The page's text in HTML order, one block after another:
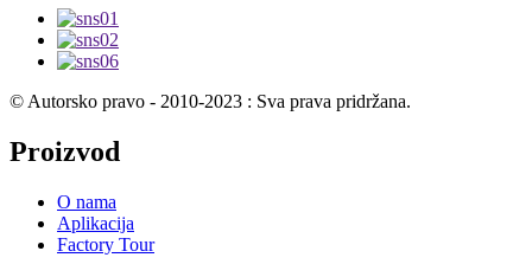
© Autorsko pravo - 2010-2023 : Sva prava pridržana.
Proizvod
O nama
Aplikacija
Factory Tour